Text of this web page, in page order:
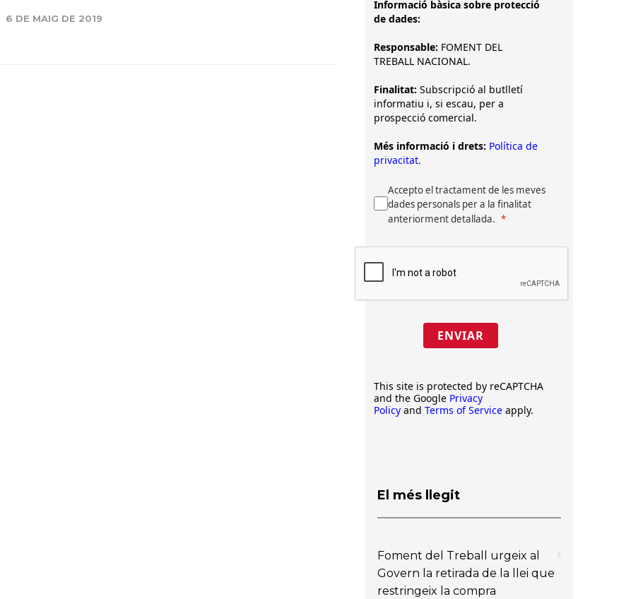
6 DE MAIG DE 2019
Informació bàsica sobre protecció
de dades:
Responsable: FOMENT DEL
TREBALL NACIONAL.
Finalitat: Subscripció al butlletí
informatiu i, si escau, per a
prospecció comercial.
Més informació i drets: Política de
privacitat.
Accepto el tractament de les meves
dades personals per a la finalitat
anteriorment detallada.
ENVIAR
This site is protected by reCAPTCHA
and the Google Privacy
Policy and Terms of Service apply.
El més llegit
Foment del Treball urgeix al
Govern la retirada de la llei que
restringeix la compra